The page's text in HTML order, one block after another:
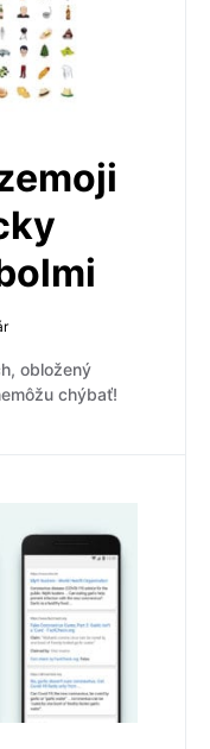
obložený
chýbať!